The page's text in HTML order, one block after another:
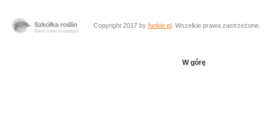
Copyright 2017 by funkie.pl . Wszelkie prawa zastrzeżone.
W górę